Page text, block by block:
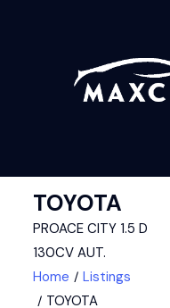
TOYOTA
PROACE CITY 1.5 D
130CV AUT.
Home
Listings
TOYOTA